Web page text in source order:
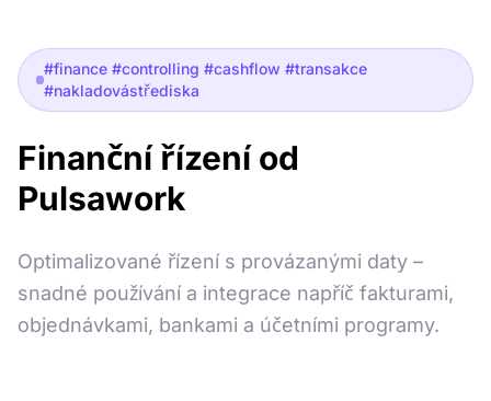
#finance #controlling #cashflow #transakce
#nakladovástřediska
Finanční řízení od
Pulsawork
Optimalizované řízení s provázanými daty –
snadné používání a integrace napříč fakturami,
objednávkami, bankami a účetními programy.